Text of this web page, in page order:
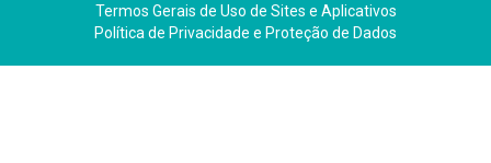
Termos Gerais de Uso de Sites e Aplicativos
Política de Privacidade e Proteção de Dados